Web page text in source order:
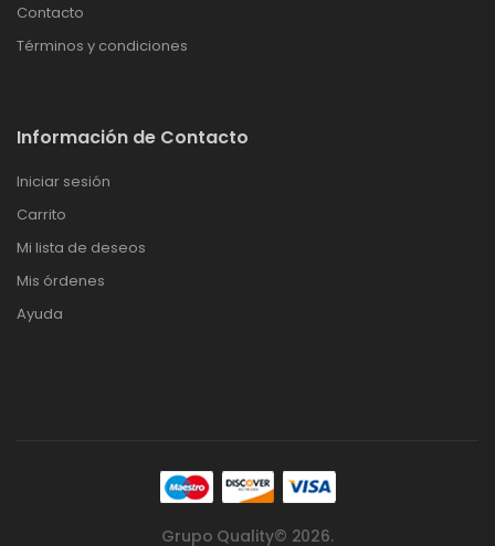
Contacto
Términos y condiciones
Información de Contacto
Iniciar sesión
Carrito
Mi lista de deseos
Mis órdenes
Ayuda
Grupo Quality© 2026.